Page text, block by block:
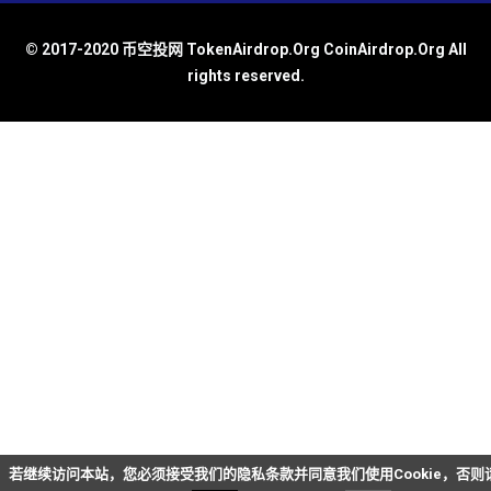
© 2017-2020 币空投网 TokenAirdrop.Org CoinAirdrop.Org All
rights reserved.
若继续访问本站，您必须接受我们的隐私条款并同意我们使用Cookie，否则